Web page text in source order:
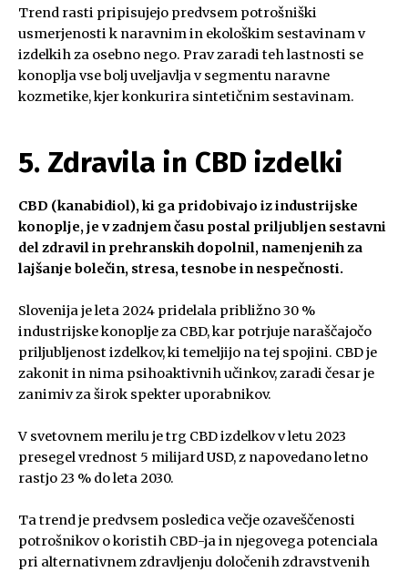
Trend rasti pripisujejo predvsem potrošniški
usmerjenosti k naravnim in ekološkim sestavinam v
izdelkih za osebno nego. Prav zaradi teh lastnosti se
konoplja vse bolj uveljavlja v segmentu naravne
kozmetike, kjer konkurira sintetičnim sestavinam.
5. Zdravila in CBD izdelki
CBD (kanabidiol), ki ga pridobivajo iz industrijske
konoplje, je v zadnjem času postal priljubljen sestavni
del zdravil in prehranskih dopolnil, namenjenih za
lajšanje bolečin, stresa, tesnobe in nespečnosti.
Slovenija je leta 2024 pridelala približno 30 %
industrijske konoplje za CBD, kar potrjuje naraščajočo
priljubljenost izdelkov, ki temeljijo na tej spojini. CBD je
zakonit in nima psihoaktivnih učinkov, zaradi česar je
zanimiv za širok spekter uporabnikov.
V svetovnem merilu je trg CBD izdelkov v letu 2023
presegel vrednost 5 milijard USD, z napovedano letno
rastjo 23 % do leta 2030.
Ta trend je predvsem posledica večje ozaveščenosti
potrošnikov o koristih CBD-ja in njegovega potenciala
pri alternativnem zdravljenju določenih zdravstvenih